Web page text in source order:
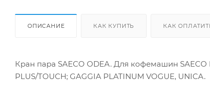
ОПИСАНИЕ КАК КУПИТЬ КАК
Кран пара SAECO ODEA. Для кофемашин SAECO
PLUS/TOUCH; GAGGIA PLATINUM VOGUE, UNICA.